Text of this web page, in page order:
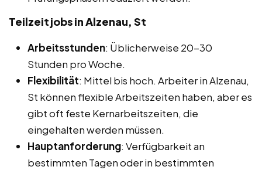
Teilzeitjobs in Alzenau, St
Arbeitsstunden: Üblicherweise 20-30
Stunden pro Woche.
Flexibilität: Mittel bis hoch. Arbeiter in Alzenau,
St können flexible Arbeitszeiten haben, aber es
gibt oft feste Kernarbeitszeiten, die
eingehalten werden müssen.
Hauptanforderung: Verfügbarkeit an
bestimmten Tagen oder in bestimmten